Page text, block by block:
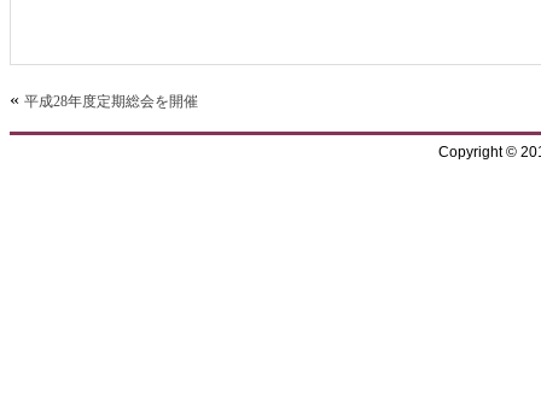
« 平成28年度定期総会を開催
Copyright ©